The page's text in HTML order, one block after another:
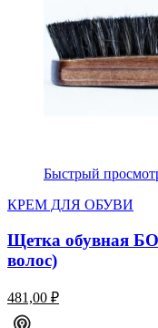
Быстрый
КРЕМ ДЛЯ ОБУВИ
Щетка обувная
волос)
481,00 ₽